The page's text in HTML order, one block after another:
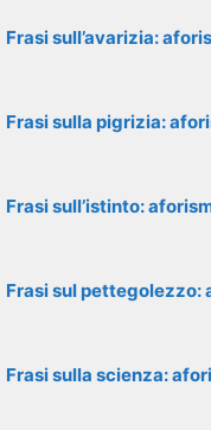
Frasi sull’avarizia:
Frasi sulla pigrizia:
Frasi sull’istinto:
Frasi sul pettegolezzo:
Frasi sulla scienza: